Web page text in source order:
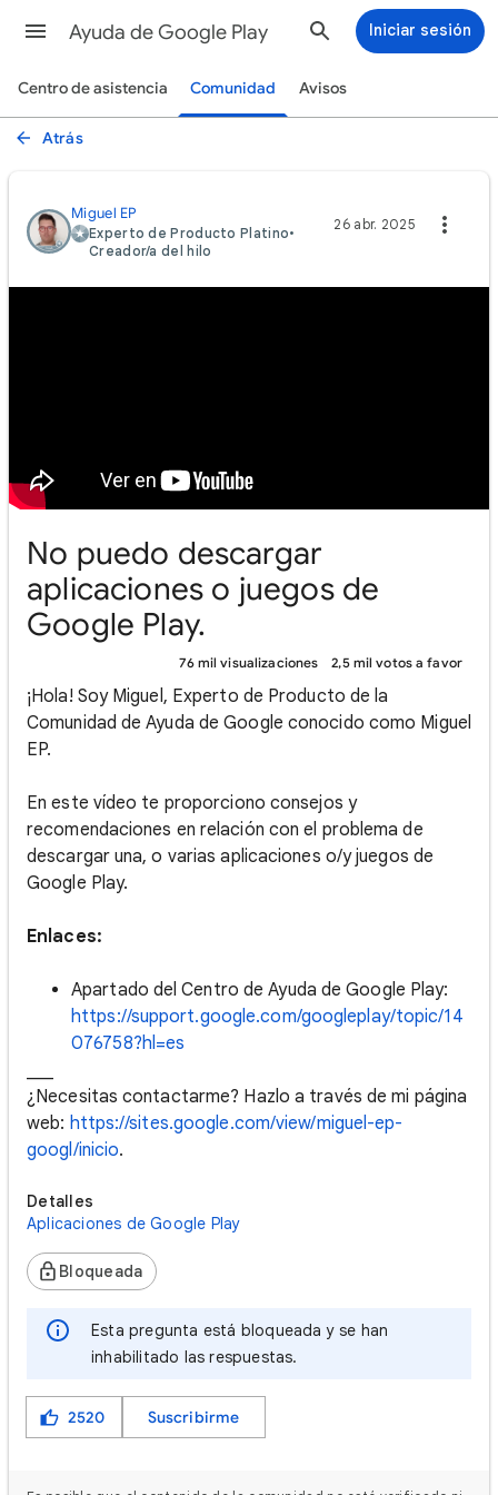
Ayuda de Google Play Iniciar sesión
Centro de asistencia Comunidad Avisos
Atrás
Miguel EP
Experto de Producto Platino•
Creador/a del hilo
26 abr. 2025
No puedo descargar
aplicaciones o juegos de
Google Play.
76 mil visualizaciones 2,5 mil votos a favor
¡Hola! Soy Miguel, Experto de Producto de la
Comunidad de Ayuda de Google conocido como Miguel
EP.
En este vídeo te proporciono consejos y
recomendaciones en relación con el problema de
descargar una, o varias aplicaciones o/y juegos de
Google Play.
Enlaces:
Apartado del Centro de Ayuda de Google Play:
https://support.google.com/googleplay/topic/14
076758?hl=es
¿Necesitas contactarme? Hazlo a través de mi página
web: https://sites.google.com/view/miguel-ep-
googl/inicio.
Detalles
Aplicaciones de Google Play
Bloqueada
Esta pregunta está bloqueada y se han
inhabilitado las respuestas.
2520 Suscribirme